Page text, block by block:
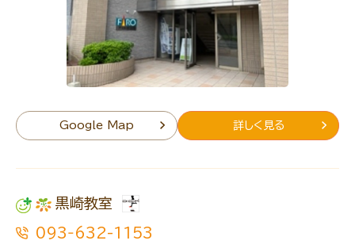
Google Map 詳しく見る
黒崎教室
093‐632-1153